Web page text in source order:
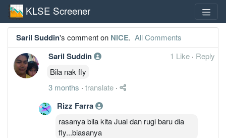
KLSE Screener
Saril Suddin's comment on NICE. All Comments
Saril Suddin 1 Like · Reply
Bila nak fly
3 months · translate ·
Rizz Farra
rasanya bila kita Jual dan rugi baru dia
fly...biasanya